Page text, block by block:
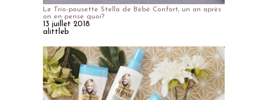
Le Trio-pousette Stella de Bébé Confort, un an après
on en pense quoi?
13 juillet 2018
alittleb